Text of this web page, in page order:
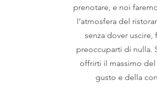
prenotare, e noi
l’atmosfera del
senza dover uscire,
preoccuparti di nulla.
offrirti il massimo
gusto e della